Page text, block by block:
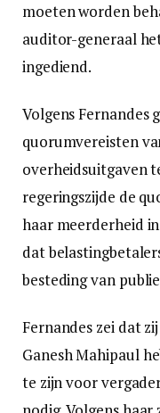
moeten worden
auditor-generaal
ingediend.
Volgens Fernandes
quorumvereisten
overheidsuitgaven
regeringszijde de
haar meerderheid
dat
besteding van
Fernandes zei dat
Ganesh Mahipaul
te zijn voor